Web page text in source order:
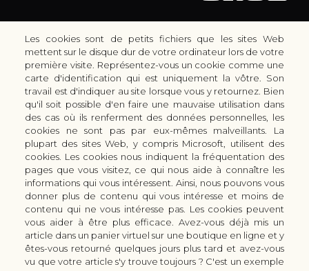
30 rue Colbert - 51100 REIMS - France
coutellerie.champenoise@gmail.com
+33 (0) 3 51 42 66 63
Boutique
LES GAMMES DE COUTEAUX KAI
LES ACCESSOIRES DE CUISINE KAI
CUTTERS & CISEAUX KAI
LES SERVICES/PRESTATIONS
Bon à savoir
Manuel d'aiguisage & entretien
Histoire du couteau japonais
Nous connaitre
Qui sommes-nous ?
Moyens de paiement
Les cookies sont de petits fichiers que les sites Web
mettent sur le disque dur de votre ordinateur lors de votre
première visite. Représentez-vous un cookie comme une
carte d'identification qui est uniquement la vôtre. Son
travail est d'indiquer au site lorsque vous y retournez. Bien
qu'il soit possible d'en faire une mauvaise utilisation dans
des cas où ils renferment des données personnelles, les
cookies ne sont pas par eux-mêmes malveillants. La
plupart des sites Web, y compris Microsoft, utilisent des
cookies. Les cookies nous indiquent la fréquentation des
pages que vous visitez, ce qui nous aide à connaître les
informations qui vous intéressent. Ainsi, nous pouvons vous
donner plus de contenu qui vous intéresse et moins de
contenu qui ne vous intéresse pas. Les cookies peuvent
vous aider à être plus efficace. Avez-vous déjà mis un
article dans un panier virtuel sur une boutique en ligne et y
êtes-vous retourné quelques jours plus tard et avez-vous
vu que votre article s'y trouve toujours ? C'est un exemple